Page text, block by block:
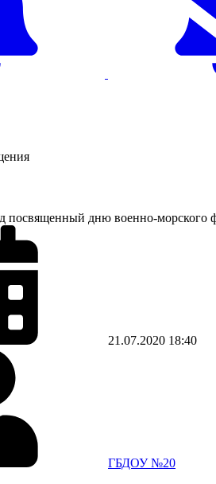
посвященный дню военно-морского
21.07.2020 18:40
ГБДОУ №20